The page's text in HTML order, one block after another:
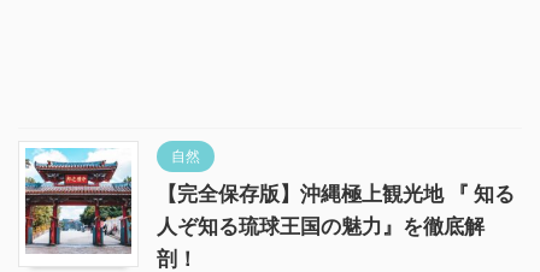
自然
【完全保存版】沖縄極上観光地 『 知る
人ぞ知る琉球王国の魅力』を徹底解
剖！